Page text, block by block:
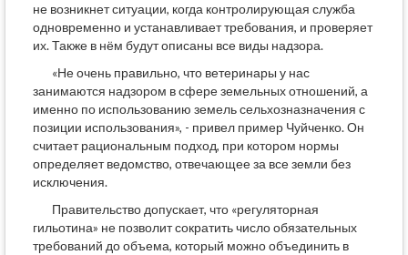
не возникнет ситуации, когда контролирующая служба
одновременно и устанавливает требования, и проверяет
их. Также в нём будут описаны все виды надзора.
«Не очень правильно, что ветеринары у нас
занимаются надзором в сфере земельных отношений, а
именно по использованию земель сельхозназначения с
позиции использования», - привел пример Чуйченко. Он
считает рациональным подход, при котором нормы
определяет ведомство, отвечающее за все земли без
исключения.
Правительство допускает, что «регуляторная
гильотина» не позволит сократить число обязательных
требований до объема, который можно объединить в